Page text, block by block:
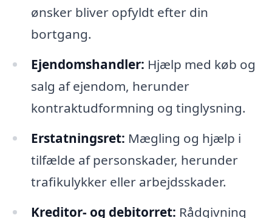
ønsker bliver opfyldt efter din
bortgang.
Ejendomshandler: Hjælp med køb og
salg af ejendom, herunder
kontraktudformning og tinglysning.
Erstatningsret: Mægling og hjælp i
tilfælde af personskader, herunder
trafikulykker eller arbejdsskader.
Kreditor- og debitorret: Rådgivning